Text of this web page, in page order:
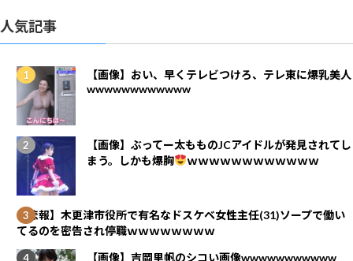
人気記事
【画像】おい、早くテレビつけろ、テレ東に爆乳美人
wwwwwwwwwwww
【画像】ぶってー太もものJCアイドルが発見されてし
まう。しかも爆胸
ｗｗｗｗｗｗｗｗｗｗｗｗ
【悲報】木更津市役所で有名なドスケベ女性主任(31)ソープで働い
てるのを密告され停職ｗｗｗｗｗｗｗｗ
【画像】吉岡里帆のシコい画像wwwwwwwwwww